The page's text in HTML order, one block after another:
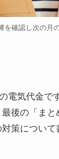
確認し次の月
電気代金で
後の「まと
策について